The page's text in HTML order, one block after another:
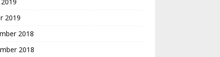
2019
2018
2018